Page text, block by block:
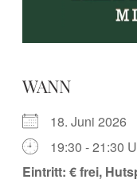
WANN
18. Juni 2026
19:30 - 21:30
Eintritt: € frei,